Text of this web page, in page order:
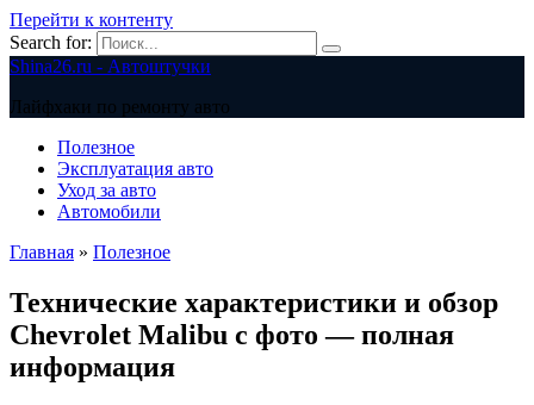
Перейти к контенту
Search for:
Shina26.ru - Автоштучки
Лайфхаки по ремонту авто
Полезное
Эксплуатация авто
Уход за авто
Автомобили
Главная » Полезное
Технические характеристики и обзор
Chevrolet Malibu с фото — полная
информация